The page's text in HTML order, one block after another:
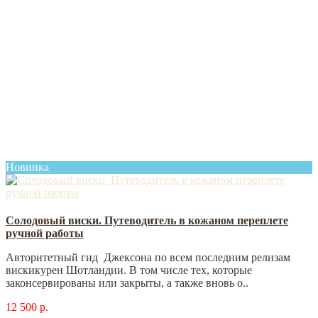
Новинка
Солодовый виски. Путеводитель в кожаном переплете
ручной работы
Авторитетный гид Джексона по всем последним релизам
вискикурен Шотландии. В том числе тех, которые
законсервированы или закрыты, а также вновь о..
12 500 р.